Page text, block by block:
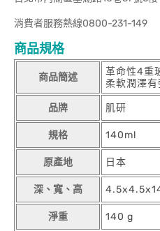
消費者服務熱線0800-231-149
商品規格
商品簡述
革命性4重
柔軟潤澤有
品牌 肌研
規格 140ml
原產地 日本
深、寬、高
淨重 140 g